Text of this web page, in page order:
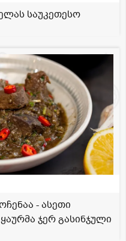
საუკეთესო
- ასეთი
ჯერ გასინჯული